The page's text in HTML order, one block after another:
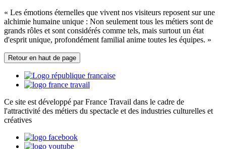
« Les émotions éternelles que vivent nos visiteurs reposent sur une
alchimie humaine unique : Non seulement tous les métiers sont de
grands rôles et sont considérés comme tels, mais surtout un état
d'esprit unique, profondément familial anime toutes les équipes. »
Retour en haut de page
Ce site est développé par France Travail dans le cadre de
l'attractivité des métiers du spectacle et des industries culturelles et
créatives